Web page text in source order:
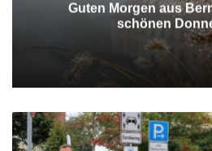
Guten Morgen aus
schönen